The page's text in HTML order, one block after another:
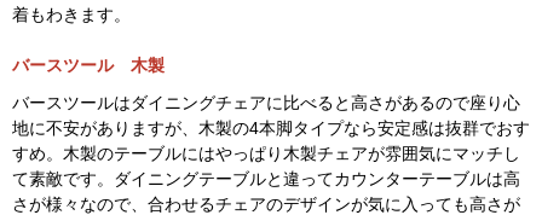
着もわきます。
バースツール 木製
バースツールはダイニングチェアに比べると高さがあるので座り心
地に不安がありますが、木製の4本脚タイプなら安定感は抜群でおす
すめ。木製のテーブルにはやっぱり木製チェアが雰囲気にマッチし
て素敵です。ダイニングテーブルと違ってカウンターテーブルは高
さが様々なので、合わせるチェアのデザインが気に入っても高さが